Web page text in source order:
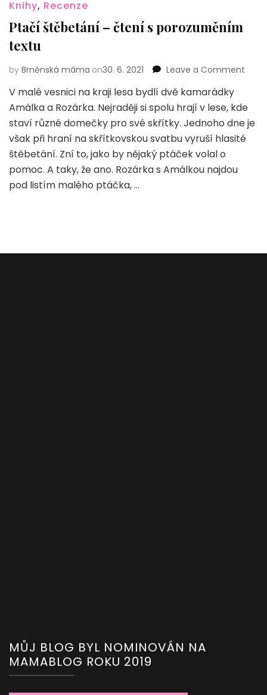
Knihy, Recenze
Ptačí štěbetání – čtení s porozuměním
textu
by Brněnská máma on30. 6. 2021 Leave a Comment
–
čtení
s
V malé vesnici na kraji lesa bydlí dvě kamarádky
Amálka a Rozárka. Nejraději si spolu hrají v lese, kde
staví různé domečky pro své skřítky. Jednoho dne je
však při hraní na skřítkovskou svatbu vyruší hlasité
štěbetání. Zní to, jako by nějaký ptáček volal o
pomoc. A taky, že ano. Rozárka s Amálkou najdou
pod listím malého ptáčka, …
MŮJ BLOG BYL NOMINOVÁN NA
MAMABLOG ROKU 2019